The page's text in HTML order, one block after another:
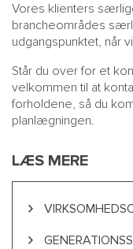
Vores klienters
brancheområdes
udgangspunktet, når
Står du over for et
velkommen til at
forholdene, så du
planlægningen.
LÆS MERE